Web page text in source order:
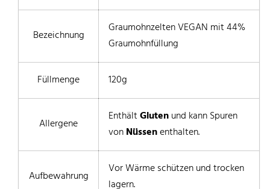
Bezeichnung
Graumohnzelten VEGAN mit 44%
Graumohnfüllung
Füllmenge 120g
Allergene EnthältGlutenund kann Spuren
vonNüssenenthalten.
Aufbewahrung
Vor Wärme schützen und trocken
lagern.